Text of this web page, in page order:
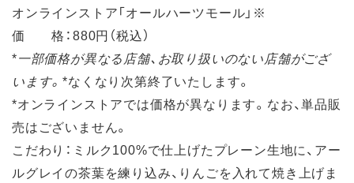
オンラインストア「オールハーツモール」※
価 格：880円（税込）
*一部価格が異なる店舗、お取り扱いのない店舗がござ
います。*なくなり次第終了いたします。
*オンラインストアでは価格が異なります。なお、単品販
売はございません。
こだわり：ミルク100%で仕上げたプレーン生地に、アー
ルグレイの茶葉を練り込み、りんごを入れて焼き上げま